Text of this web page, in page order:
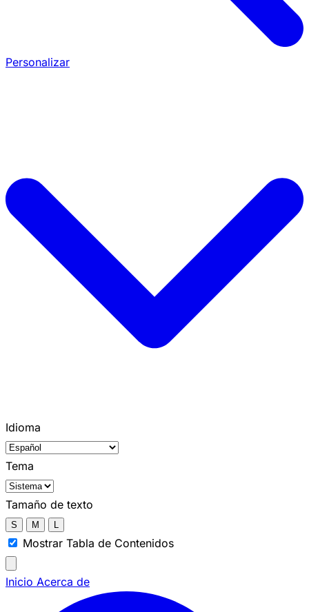
Personalizar
Idioma
Tema
Tamaño de texto
S M L
Mostrar Tabla de Contenidos
Inicio Acerca de